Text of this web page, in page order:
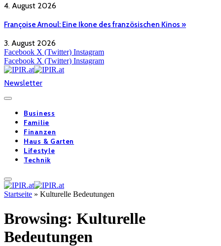
4. August 2026
Françoise Arnoul: Eine Ikone des französischen Kinos »
3. August 2026
Facebook X (Twitter) Instagram
Facebook X (Twitter) Instagram
Newsletter
Business
Familie
Finanzen
Haus & Garten
Lifestyle
Technik
Startseite » Kulturelle Bedeutungen
Browsing: Kulturelle
Bedeutungen